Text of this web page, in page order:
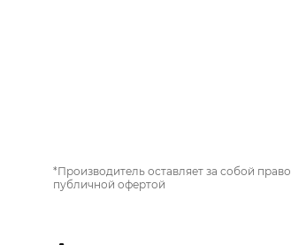
*Производитель оставляет за собой
публичной офертой